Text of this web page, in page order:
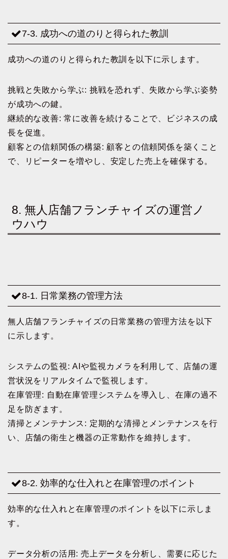
7-3. 成功への道のりと得られた教訓
成功への道のりと得られた教訓を以下に示します。
挑戦と失敗から学ぶ: 挑戦を恐れず、失敗から学ぶ姿勢
が成功への鍵。
継続的な改善: 常に改善を続けることで、ビジネスの成
長を促進。
顧客との信頼関係の構築: 顧客との信頼関係を築くこと
で、リピーターを増やし、安定した売上を確保する。
8. 無人店舗フランチャイズの運営ノ
ウハウ
8-1. 日常業務の管理方法
無人店舗フランチャイズの日常業務の管理方法を以下
に示します。
システムの監視: AIや監視カメラを利用して、店舗の運
営状況をリアルタイムで監視します。
在庫管理: 自動在庫管理システムを導入し、在庫の過不
足を防ぎます。
清掃とメンテナンス: 定期的な清掃とメンテナンスを行
い、店舗の衛生と機器の正常動作を維持します。
8-2. 効率的な仕入れと在庫管理のポイント
効率的な仕入れと在庫管理のポイントを以下に示しま
す。
データ分析の活用: 売上データを分析し、需要に応じた